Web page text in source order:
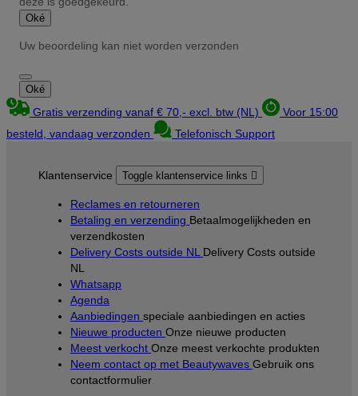
Oké
Uw beoordeling kan niet worden verzonden
Oké
Gratis verzending vanaf € 70,- excl. btw (NL)
Voor 15:00
besteld, vandaag verzonden
Telefonisch Support
Klantenservice Toggle klantenservice links 
Reclames en retourneren
Betaling en verzending Betaalmogelijkheden en
verzendkosten
Delivery Costs outside NL Delivery Costs outside
NL
Whatsapp
Agenda
Aanbiedingen speciale aanbiedingen en acties
Nieuwe producten Onze nieuwe producten
Meest verkocht Onze meest verkochte produkten
Neem contact op met Beautywaves Gebruik ons
contactformulier